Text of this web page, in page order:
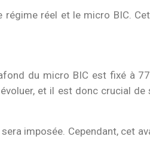
réel et le micro BIC.
du micro BIC est fixé à
et il est donc crucial
imposée. Cependant, cet